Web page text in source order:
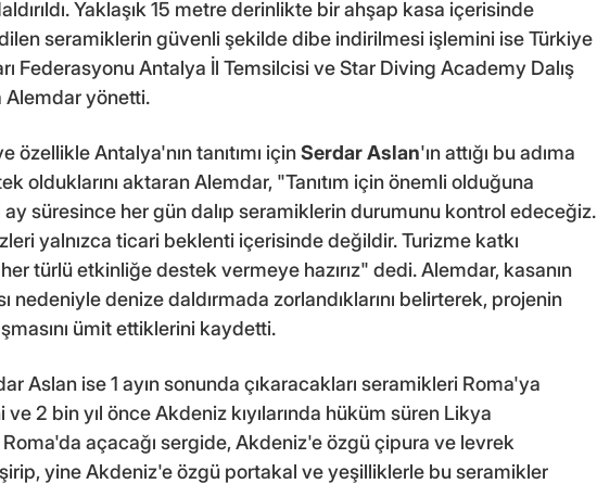
Yaklaşık 15 metre derinlikte bir ahşap kasa içerisinde
seramiklerin güvenli şekilde dibe indirilmesi işlemini ise Türkiye
Federasyonu Antalya İl Temsilcisi ve Star Diving Academy Dalış
Alemdar yönetti.
özellikle Antalya'nın tanıtımı içinSerdar Aslan'ın attığı bu adıma
olduklarını aktaran Alemdar, "Tanıtım için önemli olduğuna
ay süresince her gün dalıp seramiklerin durumunu kontrol edeceğiz.
yalnızca ticari beklenti içerisinde değildir. Turizme katkı
türlü etkinliğe destek vermeye hazırız" dedi. Alemdar, kasanın
nedeniyle denize daldırmada zorlandıklarını belirterek, projenin
ümit ettiklerini kaydetti.
Aslan ise 1 ayın sonunda çıkaracakları seramikleri Roma'ya
2 bin yıl önce Akdeniz kıyılarında hüküm süren Likya
Roma'da açacağı sergide, Akdeniz'e özgü çipura ve levrek
yine Akdeniz'e özgü portakal ve yeşilliklerle bu seramikler